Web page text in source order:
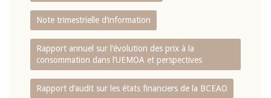
Note trimestrielle d‘information
Rapport annuel sur l‘évolution des prix à la
consommation dans l‘UEMOA et perspectives
Rapport d‘audit sur les états financiers de la BCEAO